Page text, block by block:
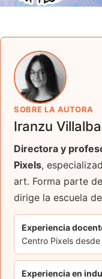
SOBRE LA AUTORA
Iranzu Villalba
Directora y
Pixels,
art. Forma parte
dirige la escuela
Experiencia
Centro Pixels
Experiencia en